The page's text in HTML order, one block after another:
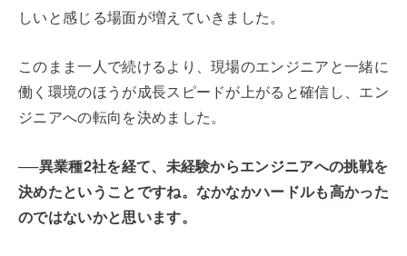
しいと感じる場面が増えていきました。
このまま一人で続けるより、現場のエンジニアと一緒に
働く環境のほうが成長スピードが上がると確信し、エン
ジニアへの転向を決めました。
──異業種2社を経て、未経験からエンジニアへの挑戦を
決めたということですね。なかなかハードルも高かった
のではないかと思います。